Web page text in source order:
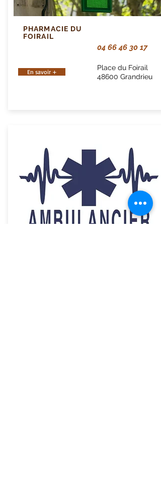
PHARMACIE DU
FOIRAIL
04 66 46 30 17
En savoir +
Place du Foirail
48600 Grandrieu